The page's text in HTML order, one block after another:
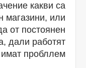
какви са
магазини, или
от постоянен
дали работят
пробллем.